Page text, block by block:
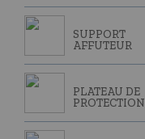
SUPPORT
AFFUTEUR
PLATEAU DE
PROTECTION